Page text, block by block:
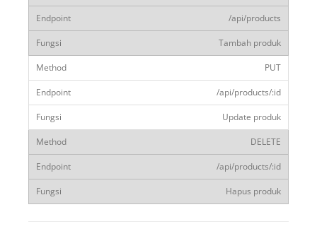
/api/products
Tambah produk
PUT
/api/products/:id
Update produk
DELETE
/api/products/:id
Hapus produk